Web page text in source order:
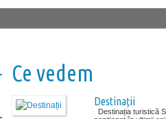
Ce vedem
Destinații
Destinația turistică